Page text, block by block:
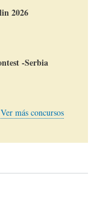
2026
-Serbia
Ver más concursos